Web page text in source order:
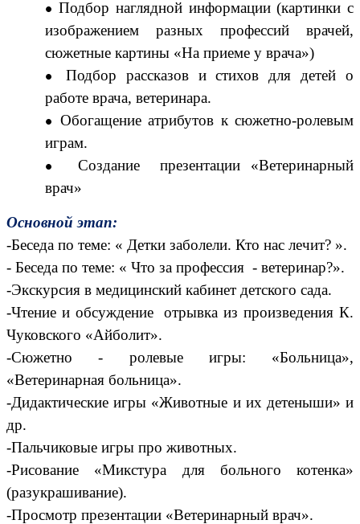
Подбор наглядной информации (картинки с
изображением разных профессий врачей,
сюжетные картины «На приеме у врача»)
Подбор рассказов и стихов для детей о
работе врача, ветеринара.
Обогащение атрибутов к сюжетно-ролевым
играм.
Создание презентации «Ветеринарный
врач»
Основной этап:
-Беседа по теме: « Детки заболели. Кто нас лечит? ».
- Беседа по теме: « Что за профессия - ветеринар?».
-Экскурсия в медицинский кабинет детского сада.
-Чтение и обсуждение отрывка из произведения К.
Чуковского «Айболит».
-Сюжетно - ролевые игры: «Больница»,
«Ветеринарная больница».
-Дидактические игры «Животные и их детеныши» и
др.
-Пальчиковые игры про животных.
-Рисование «Микстура для больного котенка»
(разукрашивание).
-Просмотр презентации «Ветеринарный врач».